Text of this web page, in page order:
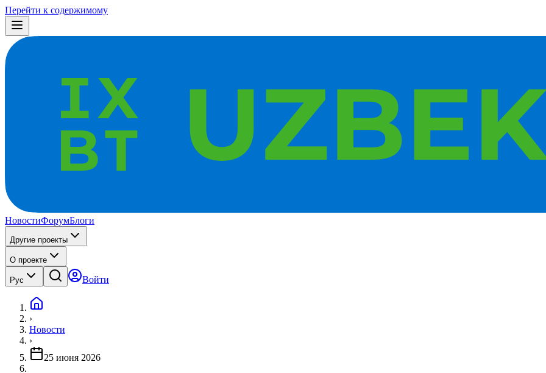
Перейти к содержимому
НовостиФорумБлоги
Другие проекты
О проекте
Рус Войти
›
Новости
›
25 июня 2026